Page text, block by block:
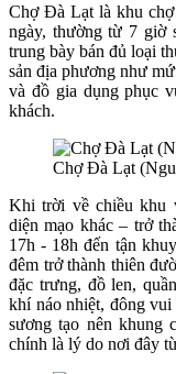
Chợ Đà Lạt là khu chợ
ngày, thường từ 7 giờ
trung bày bán đủ loại
sản địa phương như
và đồ gia dụng phục
khách.
Chợ Đà Lạt
Khi trời về chiều khu
diện mạo khác – trở
17h - 18h đến tận
đêm trở thành thiên
đặc trưng, đồ len,
khí náo nhiệt, đông
sương tạo nên khung
chính là lý do nơi đây